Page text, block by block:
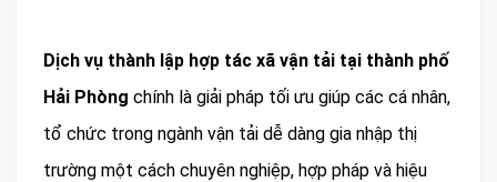
Dịch vụ thành lập hợp tác xã vận tải tại thành phố
Hải Phòng chính là giải pháp tối ưu giúp các cá nhân,
tổ chức trong ngành vận tải dễ dàng gia nhập thị
trường một cách chuyên nghiệp, hợp pháp và hiệu